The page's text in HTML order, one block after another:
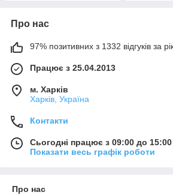
Про нас
97% позитивних з 1332 відгуків за
Працює з 25.04.2013
м. Харків
Харків, Україна
Контакти
Сьогодні працює з 09:00 до 15:00
Показати весь графік роботи
Про нас